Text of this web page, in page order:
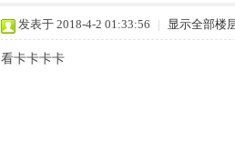
发表于 2018-4-2 01:33:56 | 显示全部楼
看卡卡卡卡